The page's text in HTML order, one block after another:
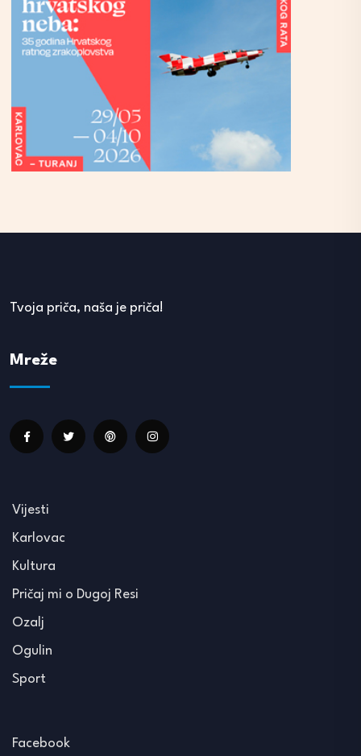
Tvoja priča, naša je priča!
Mreže
Vijesti
Karlovac
Kultura
Pričaj mi o Dugoj Resi
Ozalj
Ogulin
Sport
Facebook